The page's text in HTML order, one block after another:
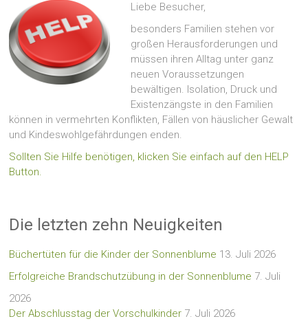
Liebe Besucher,
besonders Familien stehen vor
großen Herausforderungen und
müssen ihren Alltag unter ganz
neuen Voraussetzungen
bewältigen. Isolation, Druck und
Existenzängste in den Familien
können in vermehrten Konflikten, Fällen von häuslicher Gewalt
und Kindeswohlgefährdungen enden.
Sollten Sie Hilfe benötigen, klicken Sie einfach auf den HELP
Button.
Die letzten zehn Neuigkeiten
Büchertüten für die Kinder der Sonnenblume 13. Juli 2026
Erfolgreiche Brandschutzübung in der Sonnenblume 7. Juli
2026
Der Abschlusstag der Vorschulkinder 7. Juli 2026